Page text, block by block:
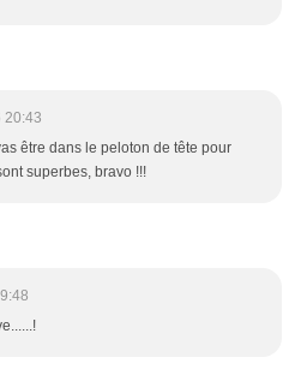
20:43
être dans le peloton de tête pour
superbes, bravo !!!